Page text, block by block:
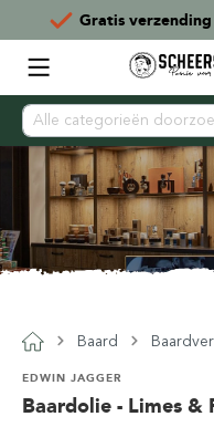
Gratis verzending
Baard
Baardolie - Limes &
EDWIN JAGGER